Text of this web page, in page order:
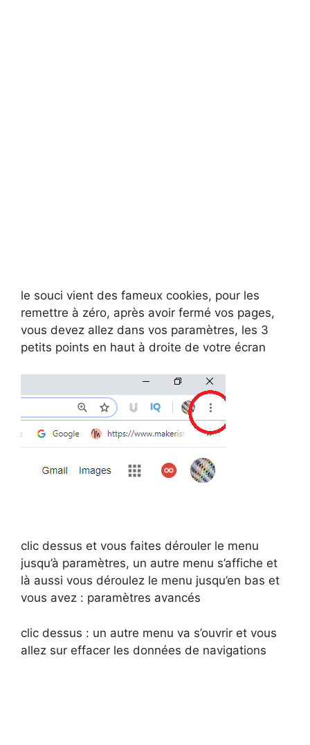
le souci vient des fameux cookies, pour les
remettre à zéro, après avoir fermé vos pages,
vous devez allez dans vos paramètres, les 3
petits points en haut à droite de votre écran
clic dessus et vous faites dérouler le menu
jusqu’à paramètres, un autre menu s’affiche et
là aussi vous déroulez le menu jusqu’en bas et
vous avez : paramètres avancés
clic dessus : un autre menu va s’ouvrir et vous
allez sur effacer les données de navigations